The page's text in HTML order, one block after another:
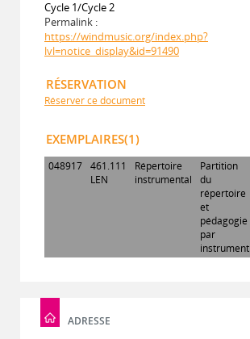
Cycle 1/Cycle 2
Permalink :
https://windmusic.org/index.php?
lvl=notice_display&id=91490
RÉSERVATION
Réserver ce document
EXEMPLAIRES(1)
048917 461.111
LEN
Répertoire
instrumental
Partition
du
répertoire
et
pédagogie
par
instrument
ADRESSE